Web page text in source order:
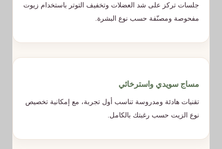
جلسات تركز على شد العضلات وتخفيف التوتر باستخدام زيوت
مفحوصة ومصنّفة حسب نوع البشرة.
مساج سويدي واسترخائي
تقنيات هادئة ومدروسة تناسب أول تجربة، مع إمكانية تخصيص
نوع الزيت حسب رغبتك بالكامل.